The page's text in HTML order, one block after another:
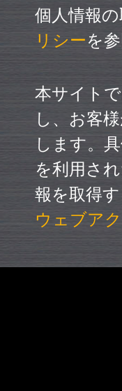
個人情報
リシーを
本サイト
し、お客
します。
を利用さ
報を取得
ウェブア